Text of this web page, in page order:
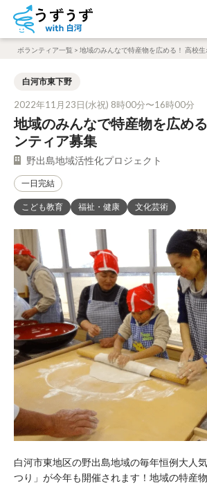
ボランティア一覧 > 地域のみんなで特産物を広める！ 高校
白河市東下野
2022年11月23日(水祝) 8時00分〜16時00分
地域のみんなで特産物を広め
ンティア募集
野出島地域活性化プロジェクト
一日完結
こども教育 福祉・健康 文化芸術
白河市東地区の野出島地域の毎年恒例大人
つり」が今年も開催されます！地域の特産